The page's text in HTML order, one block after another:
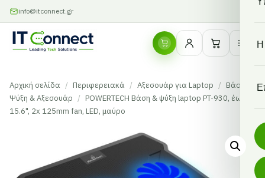
info@itconnect.gr
Η
Αρχική σελίδα / Περιφερειακά / Αξεσουάρ για Laptop / Βάσεις,
Ψύξη & Αξεσουάρ / POWERTECH Βάση & ψύξη laptop PT-930, έως
15.6", 2x 125mm fan, LED, μαύρο